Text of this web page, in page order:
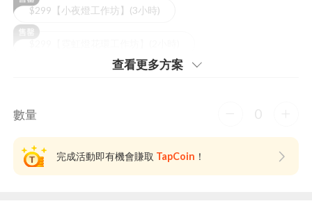
$299【小夜燈工作坊】(3小時)
查看更多⽅案
數量 0
完成活動即有機會賺取 TapCoin ！